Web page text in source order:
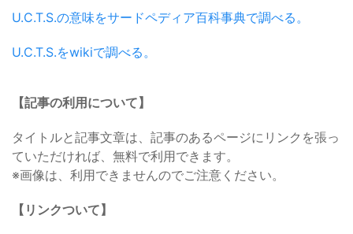
U.C.T.S.の意味をサードペディア百科事典で調べる。
U.C.T.S.をwikiで調べる。
【記事の利用について】
タイトルと記事文章は、記事のあるページにリンクを張っ
ていただければ、無料で利用できます。
※画像は、利用できませんのでご注意ください。
【リンクついて】